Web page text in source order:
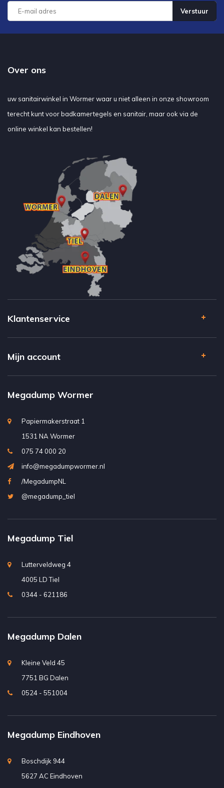
Verstuur
Over ons
uw sanitairwinkel in Wormer waar u niet alleen in onze showroom
terecht kunt voor badkamertegels en sanitair, maar ook via de
online winkel kan bestellen!
Klantenservice
Mijn account
Megadump Wormer
Papiermakerstraat 1
1531 NA Wormer
075 74 000 20
info@megadumpwormer.nl
/MegadumpNL
@megadump_tiel
Megadump Tiel
Lutterveldweg 4
4005 LD Tiel
0344 - 621186
Megadump Dalen
Kleine Veld 45
7751 BG Dalen
0524 - 551004
Megadump Eindhoven
Boschdijk 944
5627 AC Eindhoven